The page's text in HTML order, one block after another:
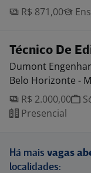
R$ 871,00
Técnico De
Dumont
Belo Horizonte -
R$ 2.000,00
Presencial
Há mais vagas
localidades: